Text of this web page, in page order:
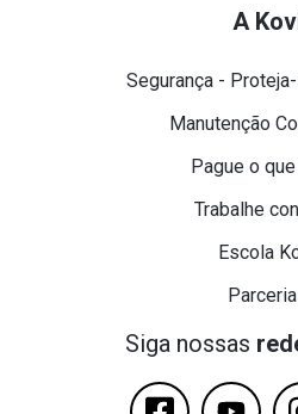
A
Segurança -
Manutenção
Pague o
Trabalhe
Escola
Siga nossas